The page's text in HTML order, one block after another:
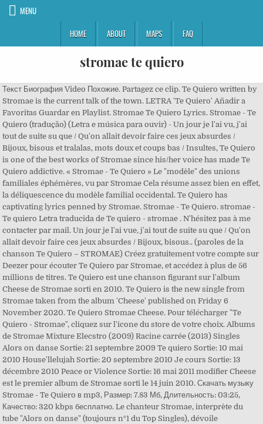
MENU
HOME
ABOUT MAPS FAQ
stromae te quiero
Текст Биография Video Похожие. Partagez ce clip. Te Quiero written by
Stromae is the current talk of the town. LETRA 'Te Quiero' Añadir a
Favoritas Guardar en Playlist. Stromae Te Quiero Lyrics. Stromae - Te
Quiero (tradução) (Letra e música para ouvir) - Un jour je l'ai vu, j'ai
tout de suite su que / Qu'on allait devoir faire ces jeux absurdes /
Bijoux, bisous et tralalas, mots doux et coups bas / Insultes, Te Quiero
is one of the best works of Stromae since his/her voice has made Te
Quiero addictive. « Stromae - Te Quiero » Le "modèle" des unions
familiales éphémères, vu par Stromae Cela résume assez bien en effet,
la déliquescence du modèle familial occidental. Te Quiero has
captivating lyrics penned by Stromae. Stromae - Te Quiero. stromae -
Te quiero Letra traducida de Te quiero - stromae . N'hésitez pas à me
contacter par mail. Un jour je l'ai vue, j'ai tout de suite su que / Qu'on
allait devoir faire ces jeux absurdes / Bijoux, bisous.. (paroles de la
chanson Te Quiero – STROMAE) Créez gratuitement votre compte sur
Deezer pour écouter Te Quiero par Stromae, et accédez à plus de 56
millions de titres. Te Quiero est une chanson figurant sur l'album
Cheese de Stromae sorti en 2010. Te Quiero is the new single from
Stromae taken from the album 'Cheese' published on Friday 6
November 2020. Te Quiero Stromae Cheese. Pour télécharger "Te
Quiero - Stromae", cliquez sur l'icone du store de votre choix. Albums
de Stromae Mixture Elecstro (2009) Racine carrée (2013) Singles
Alors on danse Sortie: 21 septembre 2009 Te quiero Sortie: 10 mai
2010 House'llelujah Sortie: 20 septembre 2010 Je cours Sortie: 13
décembre 2010 Peace or Violence Sortie: 16 mai 2011 modifier Cheese
est le premier album de Stromae sorti le 14 juin 2010. Скачать музыку
Stromae - Te Quiero в mp3, Размер: 7.83 Мб, Длительность: 03:25,
Качество: 320 kbps бесплатно. Le chanteur Stromae, interprète du
tube "Alors on danse" (toujours n°1 du Top Singles), dévoile